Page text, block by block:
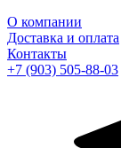
О компании
Доставка и оплата
Контакты
+7 (903) 505-88-03